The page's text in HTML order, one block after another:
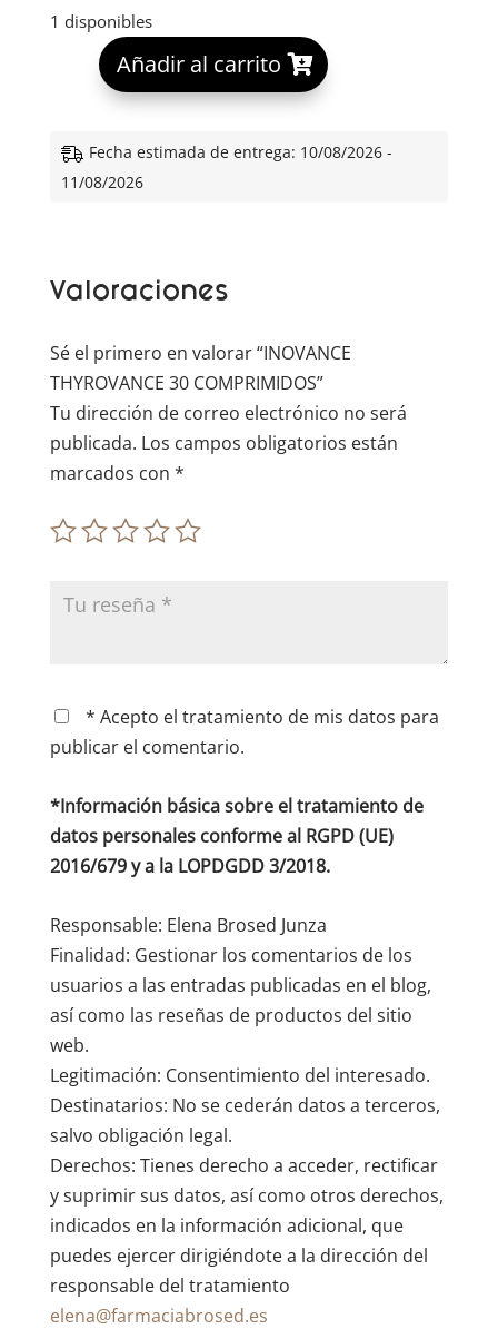
1 disponibles
Añadir al carrito
A
e
e
Fecha estimada de entrega: 10/08/2026 -
11/08/2026
Valoraciones
Sé el primero en valorar “INOVANCE
THYROVANCE 30 COMPRIMIDOS”
Tu dirección de correo electrónico no será
publicada. Los campos obligatorios están
marcados con *
* Acepto el tratamiento de mis datos para
publicar el comentario.
*Información básica sobre el tratamiento de
datos personales conforme al RGPD (UE)
2016/679 y a la LOPDGDD 3/2018.
Responsable: Elena Brosed Junza
Finalidad: Gestionar los comentarios de los
usuarios a las entradas publicadas en el blog,
así como las reseñas de productos del sitio
web.
Legitimación: Consentimiento del interesado.
Destinatarios: No se cederán datos a terceros,
salvo obligación legal.
Derechos: Tienes derecho a acceder, rectificar
y suprimir sus datos, así como otros derechos,
indicados en la información adicional, que
puedes ejercer dirigiéndote a la dirección del
responsable del tratamiento
elena@farmaciabrosed.es